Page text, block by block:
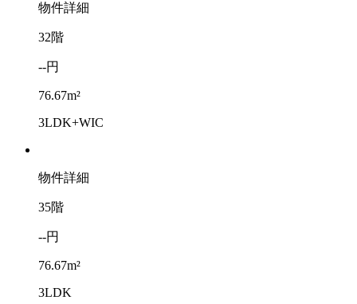
物件詳細
32階
--円
76.67m²
3LDK+WIC
物件詳細
35階
--円
76.67m²
3LDK